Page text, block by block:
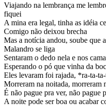
Viajando na lembrança me
fiquei
A mina era legal, tinha as idéia
Comigo não deixou brecha
Mas a notícia andou, soube que
Malandro se liga
Sentaram o dedo nela e nos
Esperando o pó que vinha da
Eles levaram foi rajada, *ra-ta-
Morreram na noitada, morreram
É não pague pra ver, não pague
A noite pode ser boa ou acabar